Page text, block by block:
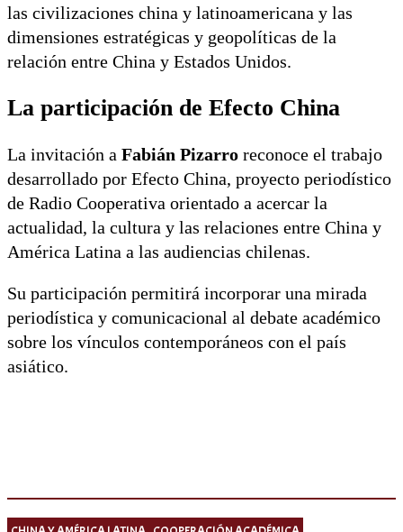
las civilizaciones china y latinoamericana y las
dimensiones estratégicas y geopolíticas de la
relación entre China y Estados Unidos.
La participación de Efecto China
La invitación a Fabián Pizarro reconoce el trabajo
desarrollado por Efecto China, proyecto periodístico
de Radio Cooperativa orientado a acercar la
actualidad, la cultura y las relaciones entre China y
América Latina a las audiencias chilenas.
Su participación permitirá incorporar una mirada
periodística y comunicacional al debate académico
sobre los vínculos contemporáneos con el país
asiático.